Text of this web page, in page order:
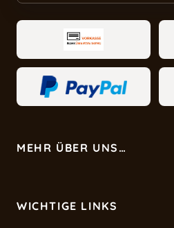
MEHR ÜBER UNS…
WICHTIGE LINKS